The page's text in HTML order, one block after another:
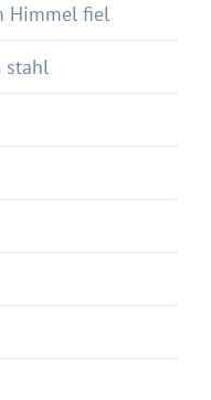
Himmel fiel
stahl